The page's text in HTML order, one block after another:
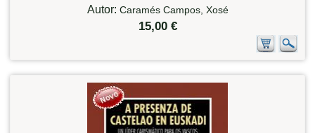
Autor: Caramés Campos, Xosé
15,00 €